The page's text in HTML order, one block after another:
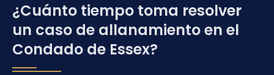
¿Cuánto tiempo toma resolver
un caso de allanamiento en el
Condado de Essex?